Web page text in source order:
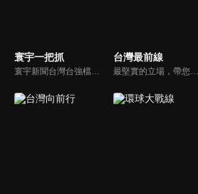
寰宇一把抓 台灣最前線